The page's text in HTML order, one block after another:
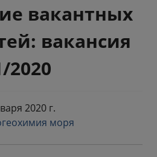
вакантных
вакансия
2020
2020 г.
моря